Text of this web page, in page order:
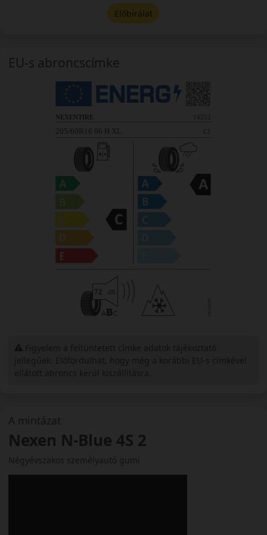
A mintázat
Nexen N-Blue 4S 2
Négyévszakos személyautó gumi
Előbírálat
EU-s abroncscímke